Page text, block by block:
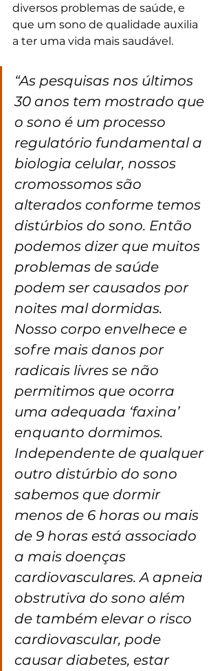
diversos problemas de saúde, e
que um sono de qualidade auxilia
a ter uma vida mais saudável.
“As pesquisas nos últimos
30 anos tem mostrado que
o sono é um processo
regulatório fundamental a
biologia celular, nossos
cromossomos são
alterados conforme temos
distúrbios do sono. Então
podemos dizer que muitos
problemas de saúde
podem ser causados por
noites mal dormidas.
Nosso corpo envelhece e
sofre mais danos por
radicais livres se não
permitimos que ocorra
uma adequada ‘faxina’
enquanto dormimos.
Independente de qualquer
outro distúrbio do sono
sabemos que dormir
menos de 6 horas ou mais
de 9 horas está associado
a mais doenças
cardiovasculares. A apneia
obstrutiva do sono além
de também elevar o risco
cardiovascular, pode
causar diabetes, estar